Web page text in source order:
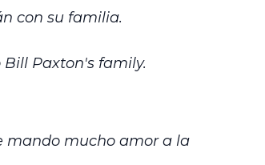
con su familia.
Paxton's family.
mando mucho amor a la